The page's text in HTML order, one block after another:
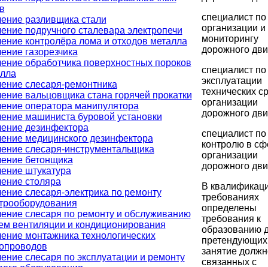
разливщика стали
подручного сталевара электропечи
контролёра лома и отходов металла
газорезчика
обработчика поверхностных пороков
слесаря-ремонтника
вальцовщика стана горячей прокатки
оператора манипулятора
машиниста буровой установки
дезинфектора
медицинского дезинфектора
слесаря-инструментальщика
бетонщика
штукатура
столяра
слесаря-электрика по ремонту
слесаря по ремонту и обслуживанию
вентиляции и кондиционирования
монтажника технологических
слесаря по эксплуатации и ремонту
специалист по
организации и
мониторингу
дорожного
специалист по
эксплуатации
технических
организации
дорожного
специалист по
контролю в
организации
дорожного
В
требованиях
определены
требования к
образованию
занятие
связанных с